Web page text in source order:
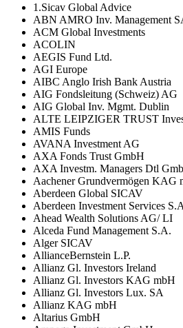
1.Sicav Global Advice
ABN AMRO Inv. Management
ACM Global Investments
ACOLIN
AEGIS Fund Ltd.
AGI Europe
AIBC Anglo Irish Bank Austria
AIG Fondsleitung (Schweiz) AG
AIG Global Inv. Mgmt. Dublin
ALTE LEIPZIGER TRUST
AMIS Funds
AVANA Investment AG
AXA Fonds Trust GmbH
AXA Investm. Managers Dtl
Aachener Grundvermögen KAG
Aberdeen Global SICAV
Aberdeen Investment Services
Ahead Wealth Solutions AG/ LI
Alceda Fund Management S.A.
Alger SICAV
AllianceBernstein L.P.
Allianz Gl. Investors Ireland
Allianz Gl. Investors KAG mbH
Allianz Gl. Investors Lux. SA
Allianz KAG mbH
Altarius GmbH